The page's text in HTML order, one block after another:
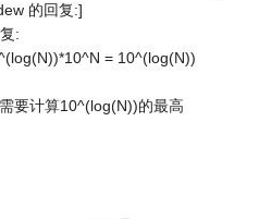
的回复:]
:
= 10^(log(N))
要计算10^(log(N))的最高